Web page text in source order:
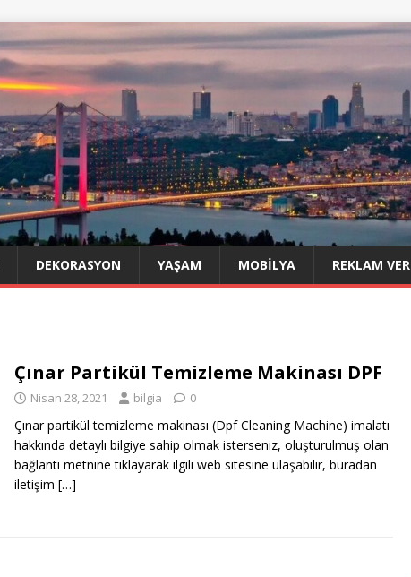
DEKORASYON YAŞAM MOBILYA REKLAM VER
Çınar Partikül Temizleme Makinası DPF
Nisan 28, 2021 bilgia 0
Çınar partikül temizleme makinası (Dpf Cleaning Machine) imalatı
hakkında detaylı bilgiye sahip olmak isterseniz, oluşturulmuş olan
bağlantı metnine tıklayarak ilgili web sitesine ulaşabilir, buradan
iletişim […]